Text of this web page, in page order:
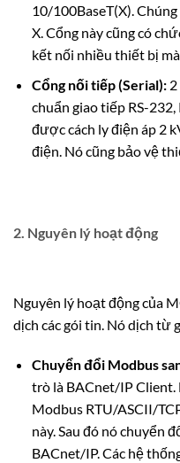
10/100BaseT(X).
X. Cổng này cũng có
kết nối nhiều thiết bị
Cổng nối tiếp (Serial):2
chuẩn giao tiếp RS-232,
được cách ly điện áp 2
điện. Nó cũng bảo vệ
2. Nguyên lý hoạt động
Nguyên lý hoạt động của
dịch các gói tin. Nó dịch từ
Chuyển đổi Modbus
trò là BACnet/IP Client.
Modbus RTU/ASCII/
này. Sau đó nó chuyển
BACnet/IP. Các hệ